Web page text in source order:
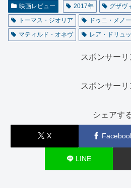
映画レビュー 2017年 グザヴ
トーマス・ジオリア
ドゥニ・メノ
マティルド・オネヴ
レア・ドリュ
スポンサーリ
スポンサーリ
シェアす
X
LINE